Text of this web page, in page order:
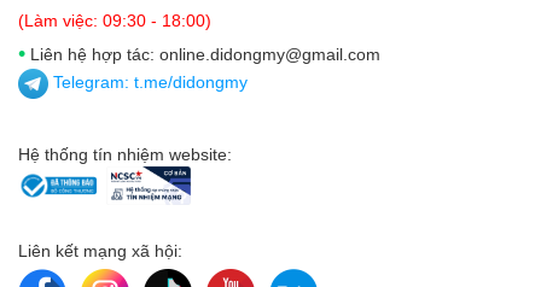
(Làm việc: 09:30 - 18:00)
• Liên hệ hợp tác: online.didongmy@gmail.com
Telegram: t.me/didongmy
Hệ thống tín nhiệm website:
Liên kết mạng xã hội: